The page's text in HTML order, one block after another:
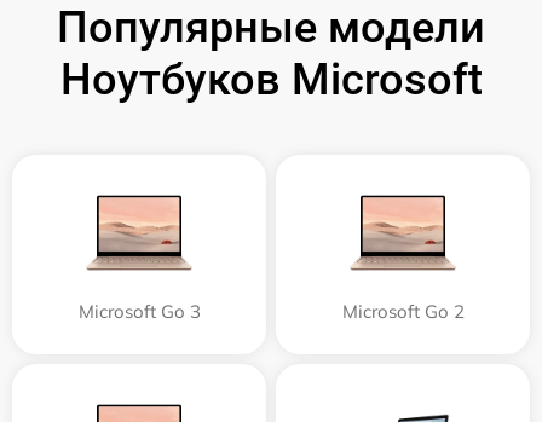
Популярные модели
Ноутбуков Microsoft
Microsoft Go 3 Microsoft Go 2